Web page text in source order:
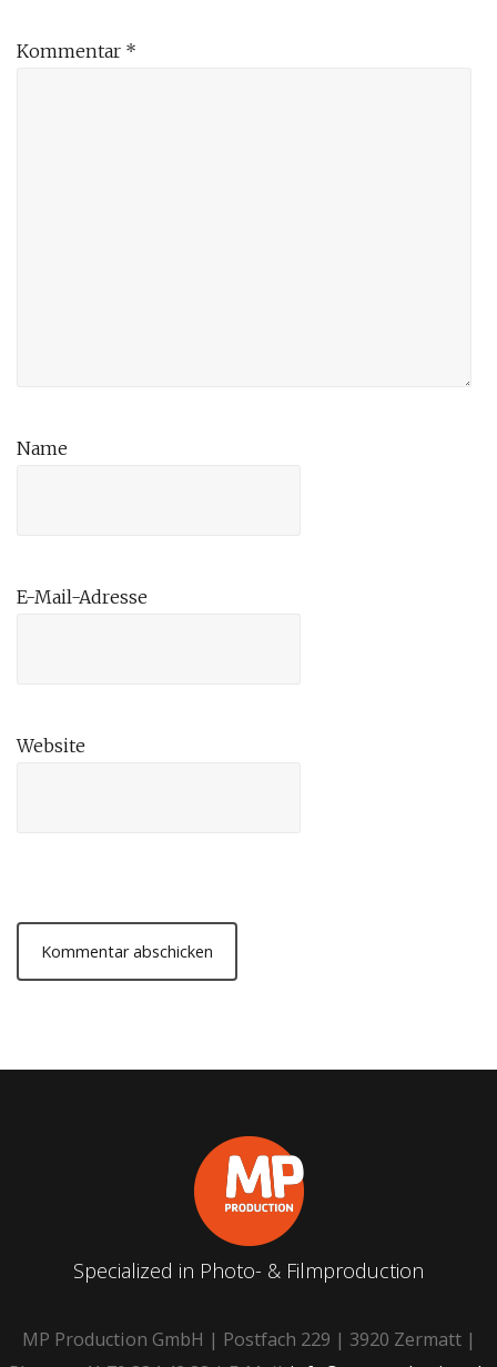
Kommentar *
Name
E-Mail-Adresse
Website
Specialized in Photo- & Filmproduction
MP Production GmbH | Postfach 229 | 3920 Zermatt |